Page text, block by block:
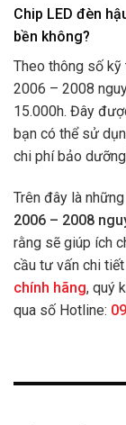
Chip LED đèn
bền không?
Theo thông số kỹ
2006 – 2008
15.000h. Đây
bạn có thể sử
chi phí bảo
Trên đây là
2006 – 2008
rằng sẽ giúp ích
cầu tư vấn chi
chính hãng, quý
qua số Hotline: